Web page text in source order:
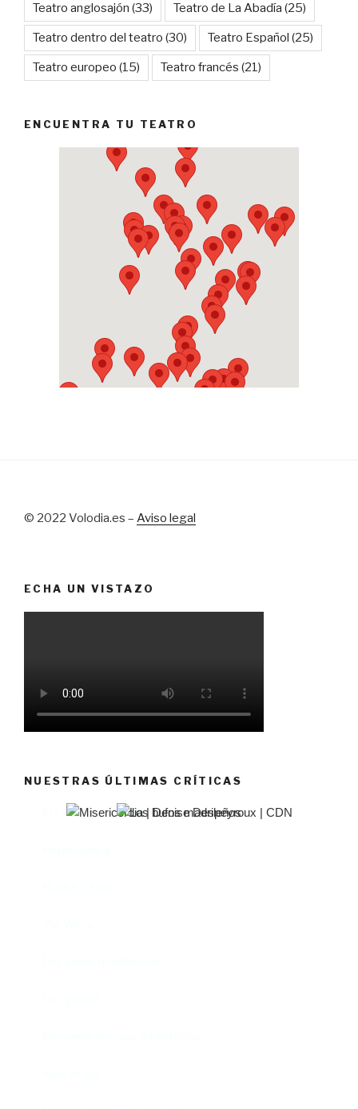
Teatro anglosajón (33) Teatro de La Abadía (25)
Teatro dentro del teatro (30) Teatro Español (25)
Teatro europeo (15) Teatro francés (21)
ENCUENTRA TU TEATRO
© 2022 Volodia.es – Aviso legal
ECHA UN VISTAZO
NUESTRAS ÚLTIMAS CRÍTICAS
El castillo de Lindabridis